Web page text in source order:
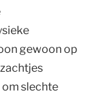
gewoon op
om slechte